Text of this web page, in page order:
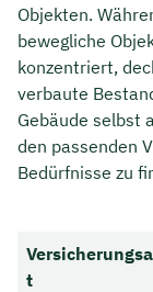
Objekten.
bewegliche
konzentriert,
verbaute
Gebäude selbst
den passenden
Bedürfnisse zu
t